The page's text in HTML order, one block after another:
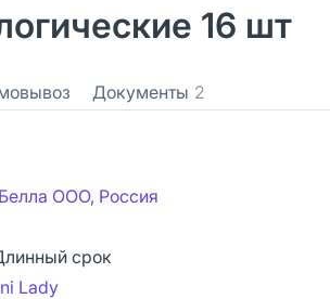
16 шт
Документы 2
Белла ООО, Россия
срок
Lady